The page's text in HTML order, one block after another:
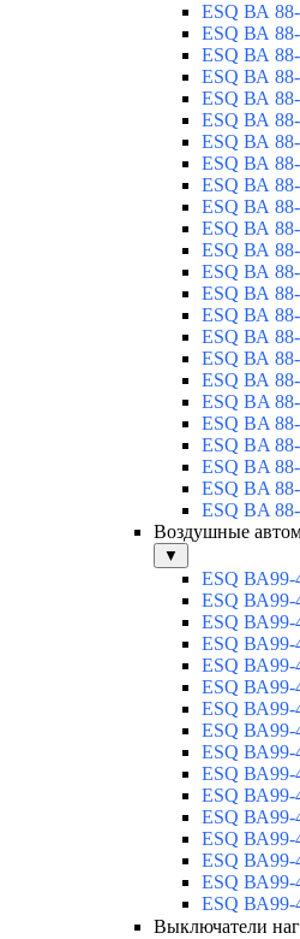
ESQ ВА
ESQ ВА
ESQ ВА
ESQ ВА
ESQ ВА
ESQ ВА
ESQ ВА
ESQ ВА
ESQ ВА
ESQ ВА
ESQ ВА
ESQ ВА
ESQ ВА
ESQ ВА
ESQ ВА
ESQ ВА
ESQ ВА
ESQ ВА
ESQ BA
ESQ BA
ESQ BA
ESQ BA
ESQ BA
ESQ BA
Воздушные
▼
ESQ ВА99-
ESQ ВА99-
ESQ ВА99-
ESQ ВА99-
ESQ ВА99-
ESQ ВА99-
ESQ ВА99-
ESQ ВА99-
ESQ ВА99-
ESQ ВА99-
ESQ ВА99-
ESQ ВА99-
ESQ ВА99-
ESQ ВА99-
ESQ ВА99-
ESQ ВА99-
Выключатели